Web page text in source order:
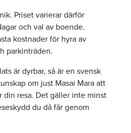
Priset varierar därför
och val av boende.
kostnader för hyra av
parkinträden.
är dyrbar, så är en svensk
om just Masai Mara att
din resa. Det gäller inte minst
du då får genom